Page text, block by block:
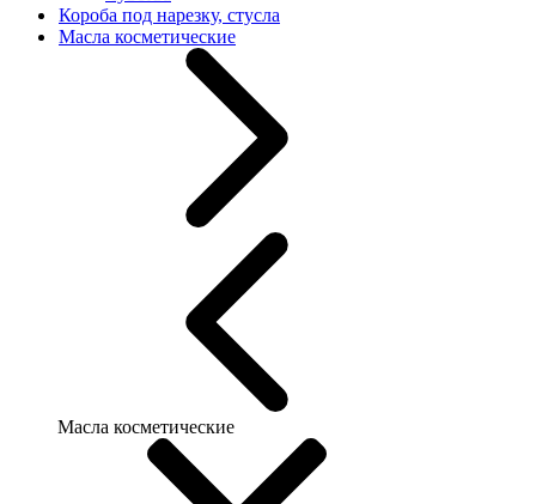
Короба под нарезку, стусла
Масла косметические
Масла косметические